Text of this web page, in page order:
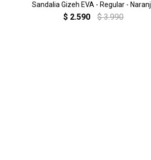
Sandalia Gizeh EVA - Regular -
$ 2.590 $ 3.990